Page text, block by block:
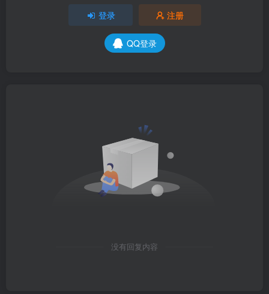
登录 注册
QQ登录
没有回复内容